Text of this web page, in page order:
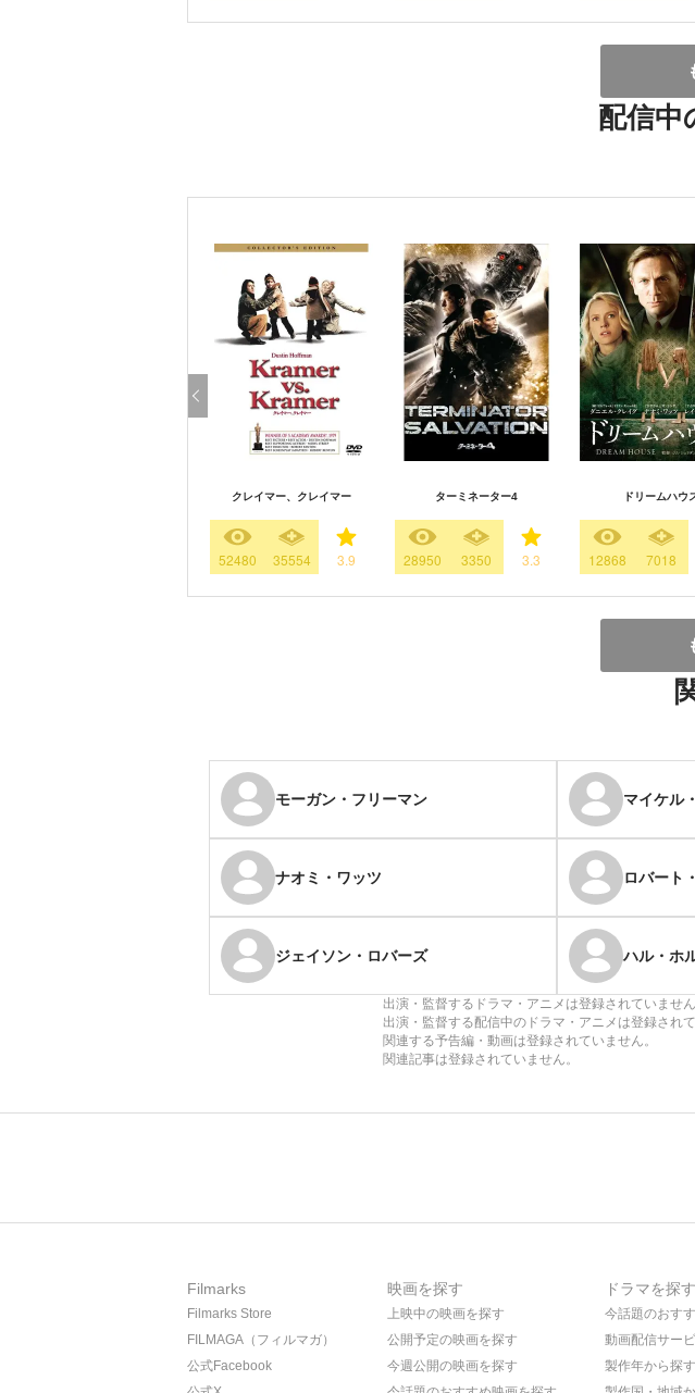
配信中
クレイマー、クレイマー
52480 35554 3.9
ターミネーター4
28950 3350 3.3
ドリームハウ
12868 7018
モーガン・フリーマン マイケル
ナオミ・ワッツ ロバート
ジェイソン・ロバーズ ハル・ホ
出演・監督するドラマ・アニメは登録されていません
出演・監督する配信中のドラマ・アニメは登録されて
関連する予告編・動画は登録されていません。
関連記事は登録されていません。
Filmarks
Filmarks Store
FILMAGA（フィルマガ）
公式Facebook
映画を探す
上映中の映画を探す
公開予定の映画を探す
今週公開の映画を探す
ドラマを探す
今話題のおす
動画配信サー
製作年から探す